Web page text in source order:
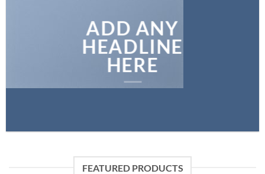
ADD ANY
HEADLINE
HERE
FEATURED PRODUCTS